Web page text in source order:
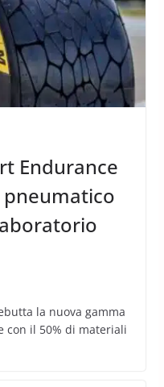
Endurance
pneumatico
la nuova gamma
con il 50% di materiali